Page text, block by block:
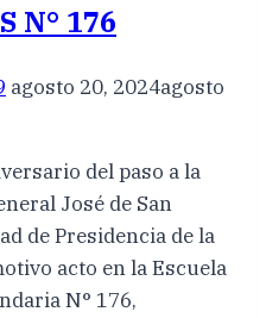
N° 176
agosto 20, 2024agosto
del paso a la
José de San
de Presidencia de la
acto en la Escuela
N° 176,